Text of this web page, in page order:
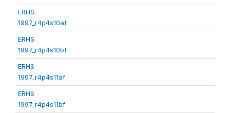
ERHS
1997_r4p4s10af
ERHS
1997_r4p4s10bf
ERHS
1997_r4p4s11af
ERHS
1997_r4p4s11bf